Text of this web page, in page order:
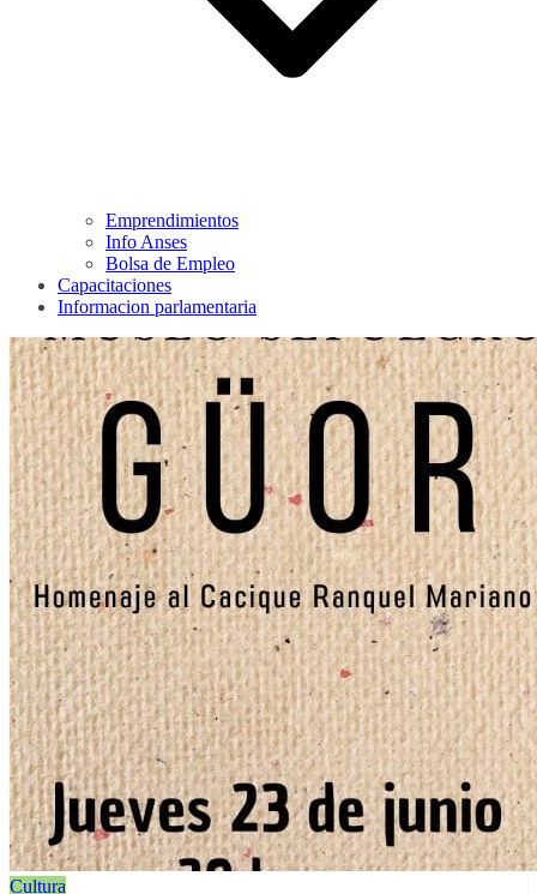
Emprendimientos
Info Anses
Bolsa de Empleo
Capacitaciones
Informacion parlamentaria
Cultura